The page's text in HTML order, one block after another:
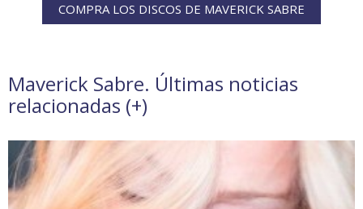
COMPRA LOS DISCOS DE MAVERICK SABRE
Maverick Sabre. Últimas noticias
relacionadas (+)